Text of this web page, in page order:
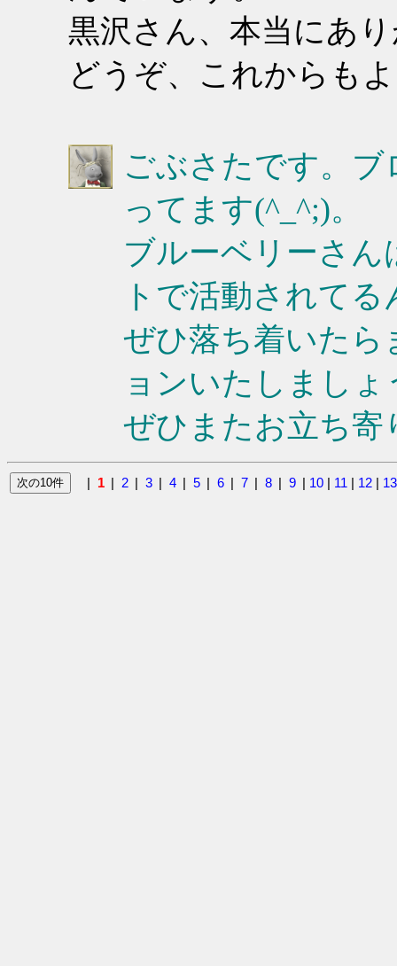
黒沢さん、本当にあ
どうぞ、これからも
ごぶさたです。
ってます(^_^;)。
ブルーベリーさ
トで活動されて
ぜひ落ち着いたら
ョンいたしましょ
ぜひまたお立ち寄
| 1 | 2 | 3 | 4 | 5 | 6 | 7 | 8 | 9 | 10 | 11 | 12 | 13